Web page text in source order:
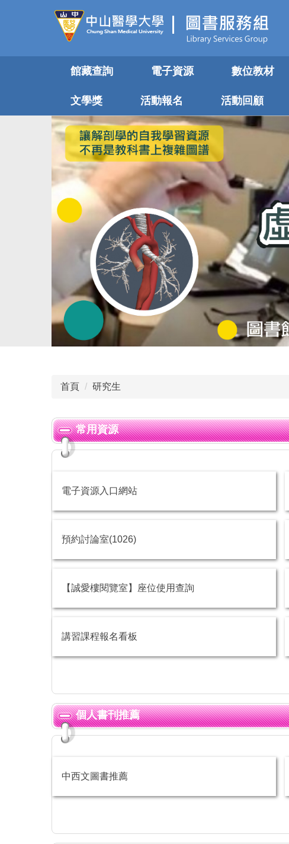
館藏查詢 電子資源 數位教材
文學獎 活動報名 活動回顧
首頁 研究生
常用資源
電子資源入口網站
預約討論室(1026)
【誠愛樓閱覽室】座位使用查詢
講習課程報名看板
個人書刊推薦
中西文圖書推薦